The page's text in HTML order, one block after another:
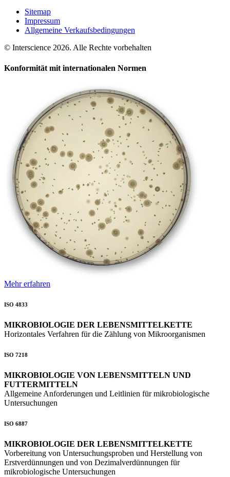
Sitemap
Impressum
Allgemeine Verkaufsbedingungen
© Interscience 2026. Alle Rechte vorbehalten
Konformität mit internationalen Normen
Mehr erfahren
ISO 4833
MIKROBIOLOGIE DER LEBENSMITTELKETTE
Horizontales Verfahren für die Zählung von Mikroorganismen
ISO 7218
MIKROBIOLOGIE VON LEBENSMITTELN UND
FUTTERMITTELN
Allgemeine Anforderungen und Leitlinien für mikrobiologische
Untersuchungen
ISO 6887
MIKROBIOLOGIE DER LEBENSMITTELKETTE
Vorbereitung von Untersuchungsproben und Herstellung von
Erstverdünnungen und von Dezimalverdünnungen für
mikrobiologische Untersuchungen